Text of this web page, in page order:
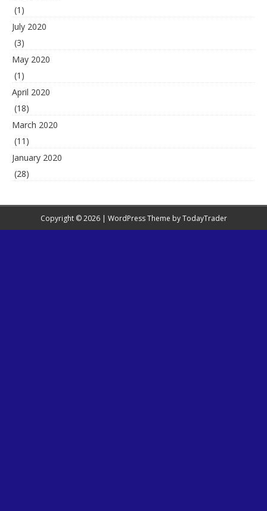
(1)
July 2020
(3)
May 2020
(1)
April 2020
(18)
March 2020
(11)
January 2020
(28)
Copyright © 2026 | WordPress Theme byTodayTrader